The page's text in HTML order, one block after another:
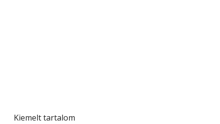
Kiemelt tartalom